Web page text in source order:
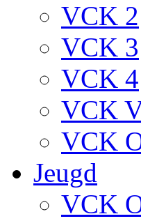
VCK 2
VCK 3
VCK 4
VCK
VCK
Jeugd
VCK